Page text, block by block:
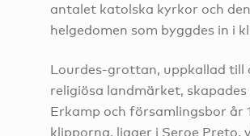
antalet katolska kyrkor och
helgedomen som byggdes in i
Lourdes-grottan, uppkallad till
religiösa landmärket,
Erkamp och församlingsbor år
klipporna, ligger i Seroe Preto,